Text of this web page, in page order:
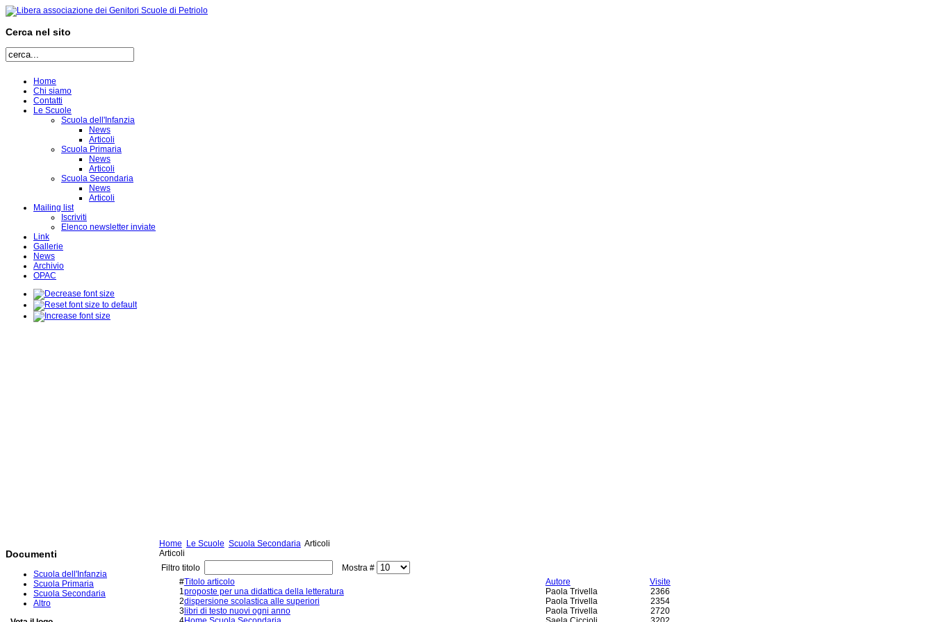
Cerca nel sito
Home
Chi siamo
Contatti
Le Scuole
Scuola dell'Infanzia
News
Articoli
Scuola Primaria
News
Articoli
Scuola Secondaria
News
Articoli
Mailing list
Iscriviti
Elenco newsletter inviate
Link
Gallerie
News
Archivio
OPAC
Documenti
Scuola dell'Infanzia
Scuola Primaria
Scuola Secondaria
Altro
Home Le Scuole Scuola Secondaria Articoli
Articoli
Filtro titolo
Mostra #
#Titolo articolo Autore
Visite
1proposte per una didattica della letteratura Paola Trivella
2366
2dispersione scolastica alle superiori Paola Trivella
2354
3libri di testo nuovi ogni anno Paola Trivella
2720